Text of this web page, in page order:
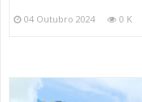
04 Outubro 2024 0 K